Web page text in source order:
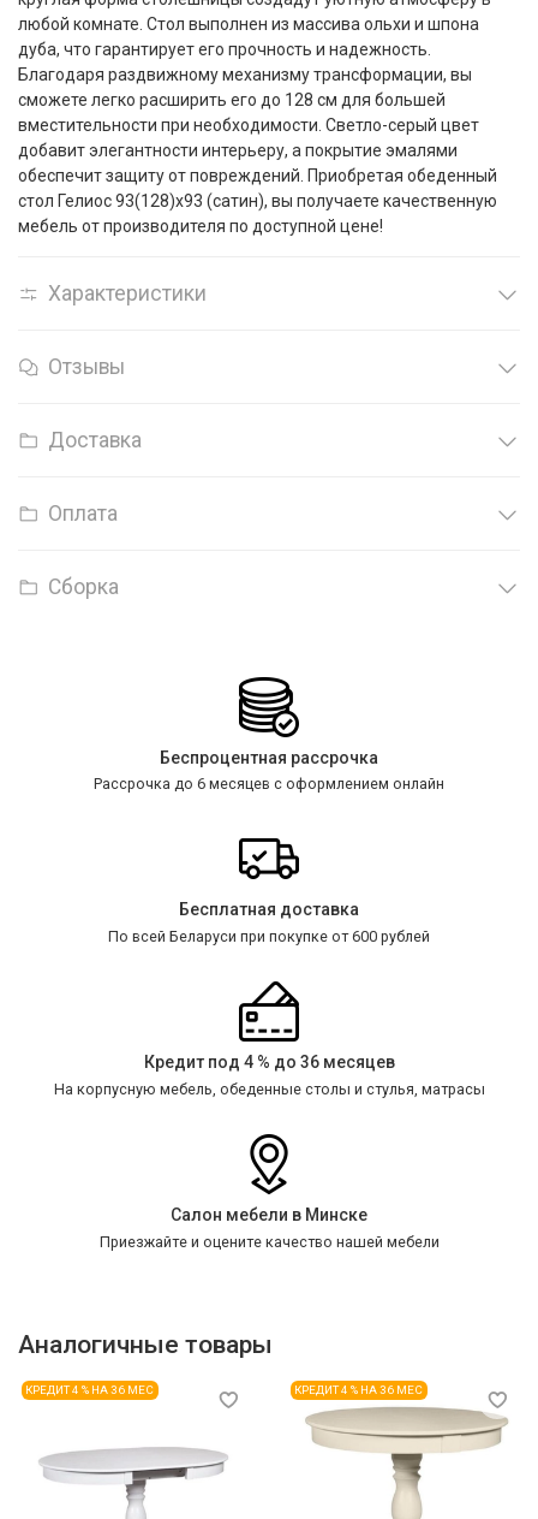
любой комнате. Стол выполнен из массива ольхи и шпона
дуба, что гарантирует его прочность и надежность.
Благодаря раздвижному механизму трансформации, вы
сможете легко расширить его до 128 см для большей
вместительности при необходимости. Светло-серый цвет
добавит элегантности интерьеру, а покрытие эмалями
обеспечит защиту от повреждений. Приобретая обеденный
стол Гелиос 93(128)x93 (сатин), вы получаете качественную
мебель от производителя по доступной цене!
Характеристики
Отзывы
Доставка
Оплата
Сборка
Беспроцентная рассрочка
Рассрочка до 6 месяцев с оформлением онлайн
Бесплатная доставка
По всей Беларуси при покупке от 600 рублей
Кредит под 4 % до 36 месяцев
На корпусную мебель, обеденные столы и стулья, матрасы
Салон мебели в Минске
Приезжайте и оцените качество нашей мебели
Аналогичные товары
КРЕДИТ 4 % НА 36 МЕС КРЕДИТ 4 % НА 36 МЕС